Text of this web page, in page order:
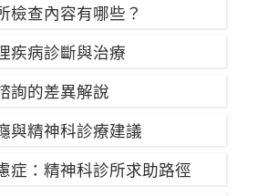
檢查內容有哪些？
疾病診斷與治療
詢的差異解說
與精神科診療建議
症：精神科診所求助路徑